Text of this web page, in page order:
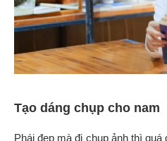
Tạo dáng chụp cho nam
Phái đẹp mà đi chụp ảnh thì